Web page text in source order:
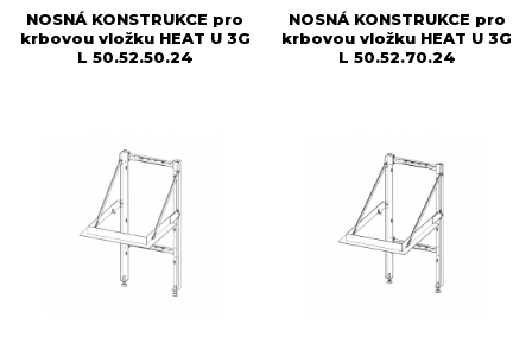
NOSNÁ KONSTRUKCE pro
krbovou vložku HEAT U 3G
L 50.52.50.24
NOSNÁ KONSTRUKCE pro
krbovou vložku HEAT U 3G
L 50.52.70.24